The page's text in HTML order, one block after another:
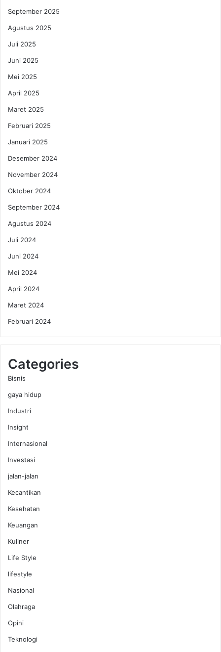
September 2025
Agustus 2025
Juli 2025
Juni 2025
Mei 2025
April 2025
Maret 2025
Februari 2025
Januari 2025
Desember 2024
November 2024
Oktober 2024
September 2024
Agustus 2024
Juli 2024
Juni 2024
Mei 2024
April 2024
Maret 2024
Februari 2024
Categories
Bisnis
gaya hidup
Industri
Insight
Internasional
Investasi
jalan-jalan
Kecantikan
Kesehatan
Keuangan
Kuliner
Life Style
lifestyle
Nasional
Olahraga
Opini
Teknologi